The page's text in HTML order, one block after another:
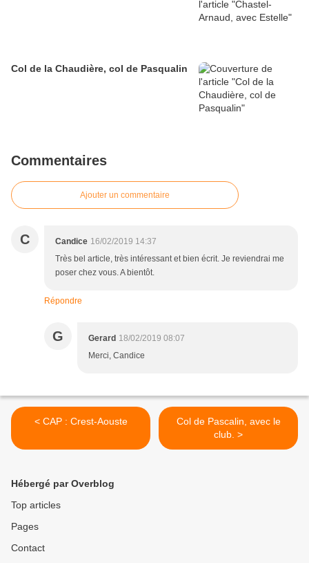
Col de la Chaudière, col de Pasqualin
Commentaires
Ajouter un commentaire
C Candice 16/02/2019 14:37
Très bel article, très intéressant et bien écrit. Je reviendrai me
poser chez vous. A bientôt.
Répondre
G Gerard 18/02/2019 08:07
Merci, Candice
< CAP : Crest-Aouste
Col de Pascalin, avec le
club. >
Hébergé par Overblog
Top articles
Pages
Contact